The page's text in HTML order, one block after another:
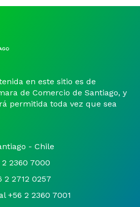
en este sitio es de
de Comercio de Santiago, y
permitida toda vez que sea
- Chile
2 2360 7000
2 2712 0257
+56 2 2360 7001